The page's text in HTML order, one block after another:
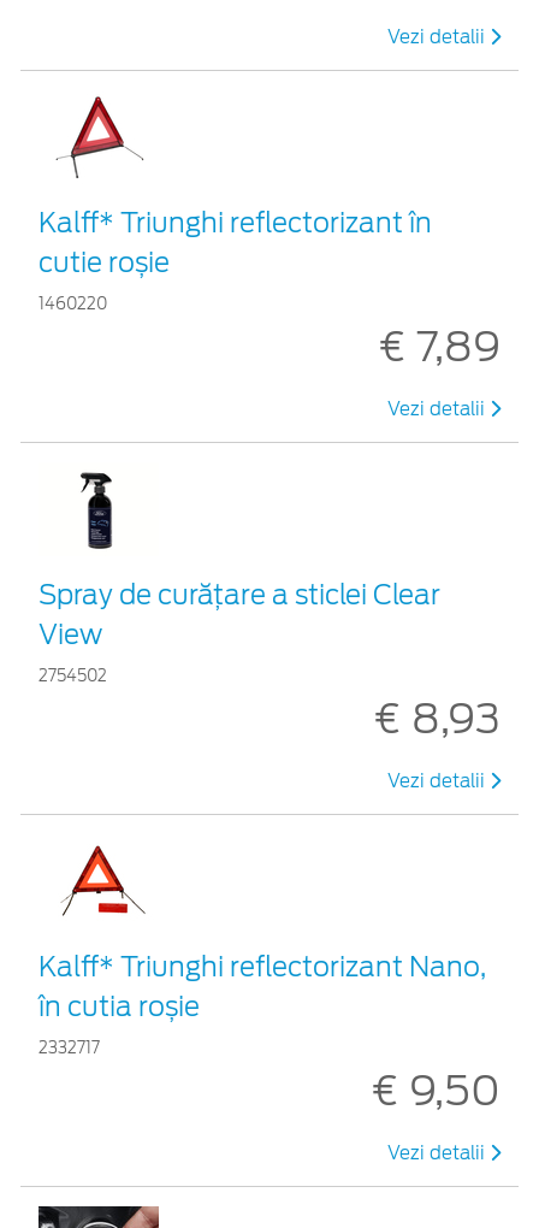
Vezi detalii
Kalff* Triunghi reflectorizant în
cutie roșie
1460220
€ 7,89
Vezi detalii
Spray de curățare a sticlei Clear
View
2754502
€ 8,93
Vezi detalii
Kalff* Triunghi reflectorizant Nano,
în cutia roșie
2332717
€ 9,50
Vezi detalii